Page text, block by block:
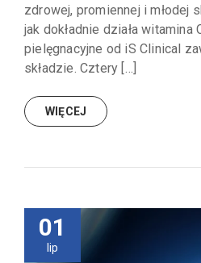
zdrowej, promiennej i młodej
jak dokładnie działa witamina
pielęgnacyjne od iS Clinical
składzie. Cztery […]
WIĘCEJ
01
lip